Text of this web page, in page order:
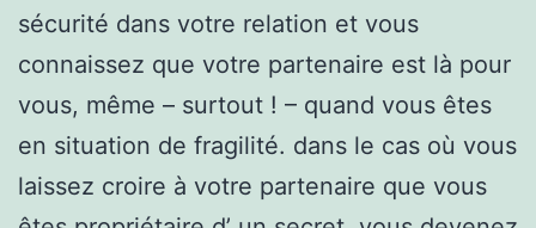
sécurité dans votre relation et vous
connaissez que votre partenaire est là pour
vous, même – surtout ! – quand vous êtes
en situation de fragilité. dans le cas où vous
laissez croire à votre partenaire que vous